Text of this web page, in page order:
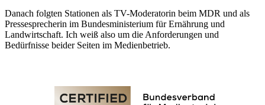
Danach folgten Stationen als TV-Moderatorin beim MDR und als
Pressesprecherin im Bundesministerium für Ernährung und
Landwirtschaft. Ich weiß also um die Anforderungen und
Bedürfnisse beider Seiten im Medienbetrieb.